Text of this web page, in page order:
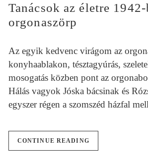
Tanácsok az életre
orgonaszörp
Az egyik kedvenc virágom az
konyhaablakon, tésztagyúrás,
mosogatás közben pont az
Hálás vagyok Jóska bácsinak és
egyszer régen a szomszéd házfal
CONTINUE READING